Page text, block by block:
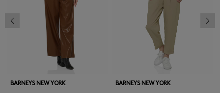
BARNEYS NEW YORK BARNEYS NEW YORK
前の画像